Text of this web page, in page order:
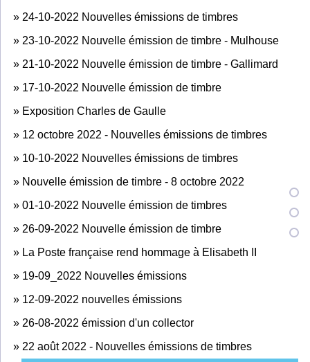
» 24-10-2022 Nouvelles émissions de timbres
» 23-10-2022 Nouvelle émission de timbre - Mulhouse
» 21-10-2022 Nouvelle émission de timbre - Gallimard
» 17-10-2022 Nouvelle émission de timbre
» Exposition Charles de Gaulle
» 12 octobre 2022 - Nouvelles émissions de timbres
» 10-10-2022 Nouvelles émissions de timbres
» Nouvelle émission de timbre - 8 octobre 2022
» 01-10-2022 Nouvelle émission de timbres
» 26-09-2022 Nouvelle émission de timbre
» La Poste française rend hommage à Elisabeth II
» 19-09_2022 Nouvelles émissions
» 12-09-2022 nouvelles émissions
» 26-08-2022 émission d'un collector
» 22 août 2022 - Nouvelles émissions de timbres